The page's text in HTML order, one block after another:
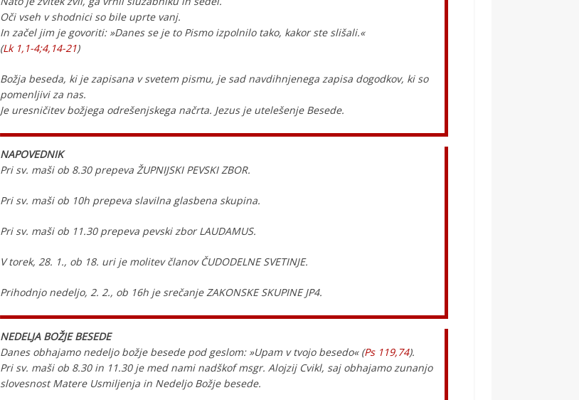
Oči vseh v shodnici so bile uprte vanj.
In začel jim je govoriti: »Danes se je to Pismo izpolnilo tako, kakor ste slišali.«
(Lk 1,1-4;4,14-21)
Božja beseda, ki je zapisana v svetem pismu, je sad navdihnjenega zapisa dogodkov, ki so
pomenljivi za nas.
Je uresničitev božjega odrešenjskega načrta. Jezus je utelešenje Besede.
NAPOVEDNIK
Pri sv. maši ob 8.30 prepeva ŽUPNIJSKI PEVSKI ZBOR.
Pri sv. maši ob 10h prepeva slavilna glasbena skupina.
Pri sv. maši ob 11.30 prepeva pevski zbor LAUDAMUS.
V torek, 28. 1., ob 18. uri je molitev članov ČUDODELNE SVETINJE.
Prihodnjo nedeljo, 2. 2., ob 16h je srečanje ZAKONSKE SKUPINE JP4.
NEDELJA BOŽJE BESEDE
Danes obhajamo nedeljo božje besede pod geslom: »Upam v tvojo besedo« (Ps 119,74).
Pri sv. maši ob 8.30 in 11.30 je med nami nadškof msgr. Alojzij Cvikl, saj obhajamo zunanjo
slovesnost Matere Usmiljenja in Nedeljo Božje besede.